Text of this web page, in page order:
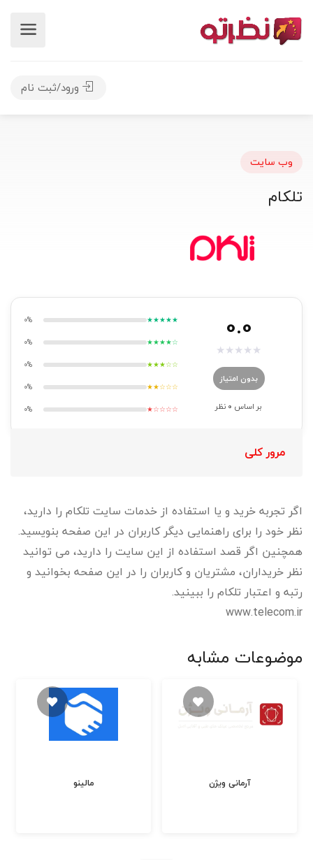
ورود/ثبت نام
وب سایت
تلکام
0.0
★
★
★
★
★
بدون امتیاز
بر اساس 0 نظر
★★★★★
0%
★★★★☆
0%
★★★☆☆
0%
★★☆☆☆
0%
★☆☆☆☆
0%
مرور کلی
اگر تجربه خرید و یا استفاده از خدمات سایت تلکام را دارید،
نظر خود را برای راهنمایی دیگر کاربران در این صفحه بنویسید.
همچنین اگر قصد استفاده از این سایت را دارید، می توانید
نظر خریداران، مشتریان و کاربران را در این صفحه بخوانید و
رتبه و اعتبار تلکام را ببینید.
www.telecom.ir
موضوعات مشابه
مالینو آرمانی ویژن